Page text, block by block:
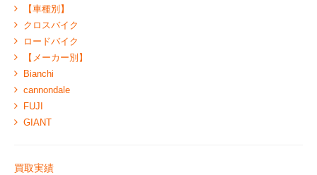
【車種別】
クロスバイク
ロードバイク
【メーカー別】
Bianchi
cannondale
FUJI
GIANT
買取実績